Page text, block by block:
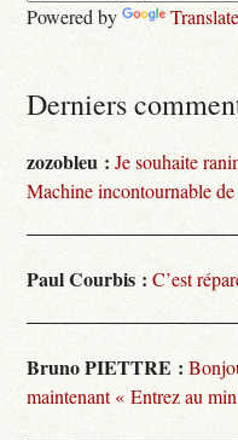
Powered by Translate
Derniers
zozobleu : Je souhaite
Machine incontournable
Paul Courbis : C’est
Bruno PIETTRE :
maintenant « Entrez au